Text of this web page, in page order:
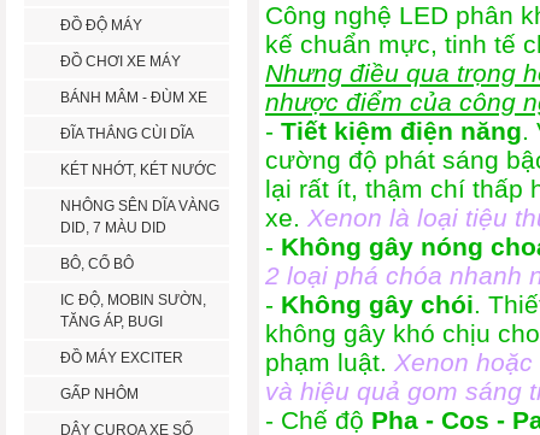
ĐỒ ĐỘ MÁY
ĐỒ CHƠI XE MÁY
BÁNH MÂM - ĐÙM XE
ĐĨA THẮNG CÙI DĨA
KÉT NHỚT, KÉT NƯỚC
NHÔNG SÊN DĨA VÀNG
DID, 7 MÀU DID
BÔ, CỔ BÔ
IC ĐỘ, MOBIN SƯỜN,
TĂNG ÁP, BUGI
ĐỒ MÁY EXCITER
GẤP NHÔM
DÂY CUROA XE SỐ
Công nghệ LED phân
kế chuẩn mực, tinh tế
Nhưng điều qua trọng
nhược điểm của công
- Tiết kiệm điện năng.
cường độ phát sáng
lại rất ít, thậm chí thấp
xe. Xenon là loại tiệu
- Không gây nóng
2 loại phá chóa nhanh
- Không gây chói.
không gây khó chịu
phạm luật. Xenon
và hiệu quả gom sáng
- Chế độ Pha - Cos -